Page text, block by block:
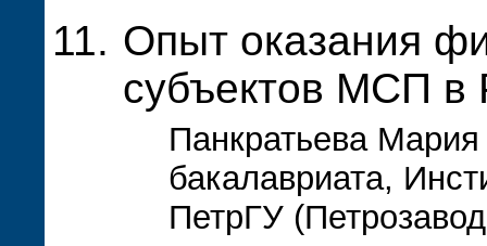
Опыт оказания
субъектов МСП в
Панкратьева Мария
бакалавриата,
ПетрГУ